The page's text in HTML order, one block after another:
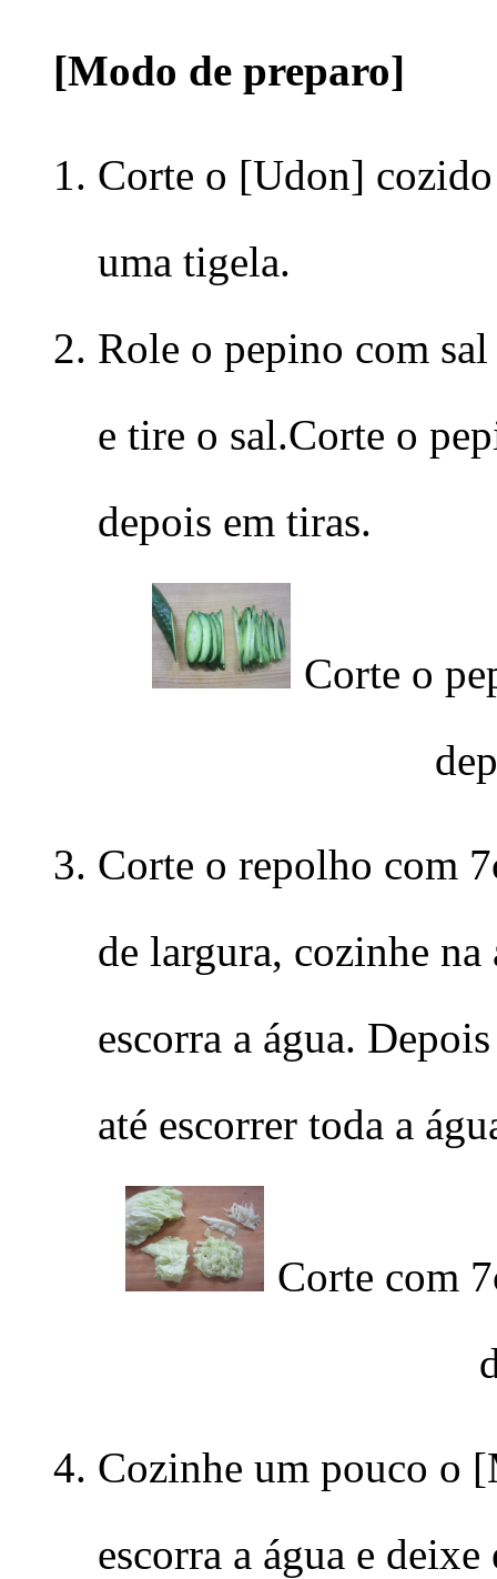
[Modo de preparo]
Corte o [Udon]
uma tigela.
Role o pepino com
e tire o sal.Corte o
depois em tiras.
Corte o
Corte o repolho com
de largura, cozinhe na
escorra a água.
até escorrer toda a
Corte com
Cozinhe um pouco o
escorra a água e deixe